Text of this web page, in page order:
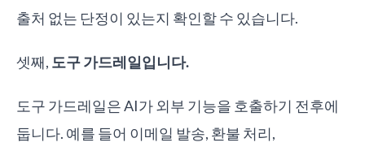
출처 없는 단정이 있는지 확인할 수 있습니다.
셋째, 도구 가드레일입니다.
도구 가드레일은 AI가 외부 기능을 호출하기 전후에
둡니다. 예를 들어 이메일 발송, 환불 처리,